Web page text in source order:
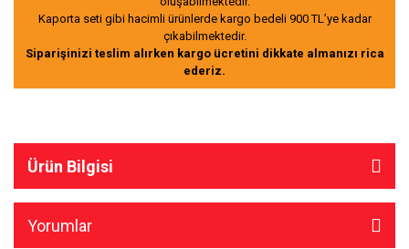
Kaporta seti gibi hacimli ürünlerde kargo bedeli 900 TL’ye kadar
çıkabilmektedir.
Siparişinizi teslim alırken kargo ücretini dikkate almanızı rica
ederiz.
Ürün Bilgisi
Yorumlar